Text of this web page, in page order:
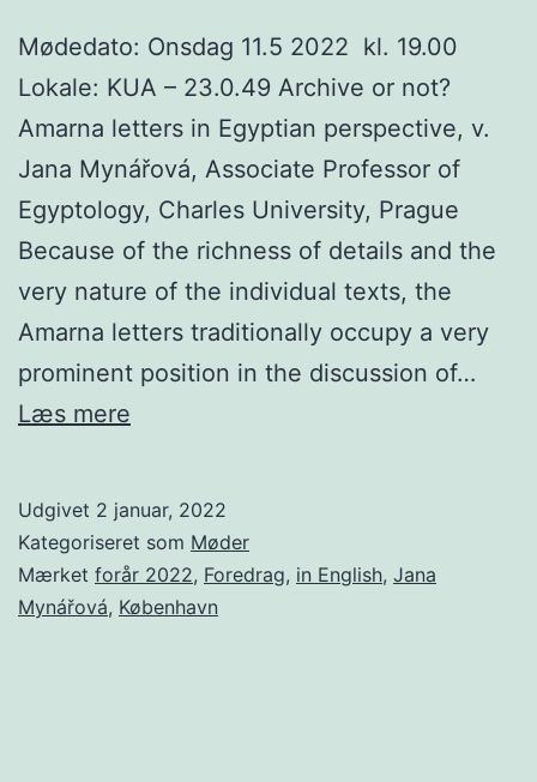
Mødedato: Onsdag 11.5 2022 kl. 19.00
Lokale: KUA – 23.0.49 Archive or not?
Amarna letters in Egyptian perspective, v.
Jana Mynářová, Associate Professor of
Egyptology, Charles University, Prague
Because of the richness of details and the
very nature of the individual texts, the
Amarna letters traditionally occupy a very
prominent position in the discussion of…
Læs mere
Amarna
letters
in
Udgivet 2 januar, 2022
Kategoriseret som Møder
Mærket forår 2022, Foredrag, in English, Jana
Mynářová, København